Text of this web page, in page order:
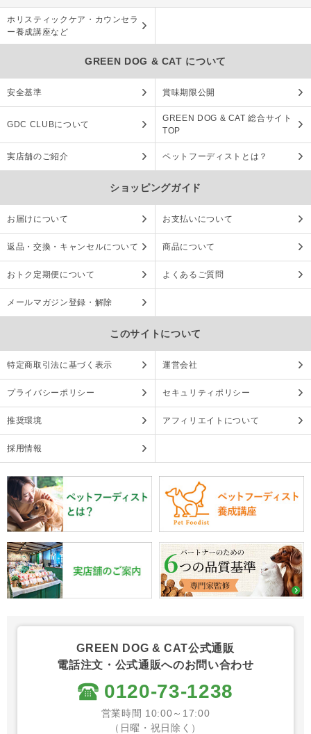
ホリスティックケア・カウンセラ
ー養成講座など
GREEN DOG & CAT について
安全基準 賞味期限公開
GDC CLUBについて
GREEN DOG & CAT 総合サイト
TOP
実店舗のご紹介 ペットフーディストとは？
ショッピングガイド
お届けについて お支払いについて
返品・交換・キャンセルについて 商品について
おトク定期便について よくあるご質問
メールマガジン登録・解除
このサイトについて
特定商取引法に基づく表示 運営会社
プライバシーポリシー セキュリティポリシー
推奨環境 アフィリエイトについて
採用情報
GREEN DOG & CAT公式通販
電話注文・公式通販へのお問い合わせ
0120-73-1238
営業時間 10:00～17:00
（日曜・祝日除く）